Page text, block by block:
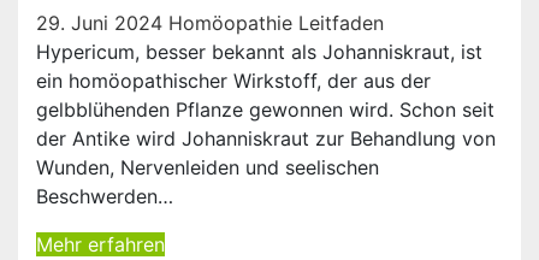
29. Juni 2024 Homöopathie Leitfaden
Hypericum, besser bekannt als Johanniskraut, ist
ein homöopathischer Wirkstoff, der aus der
gelbblühenden Pflanze gewonnen wird. Schon seit
der Antike wird Johanniskraut zur Behandlung von
Wunden, Nervenleiden und seelischen
Beschwerden…
Mehr erfahren